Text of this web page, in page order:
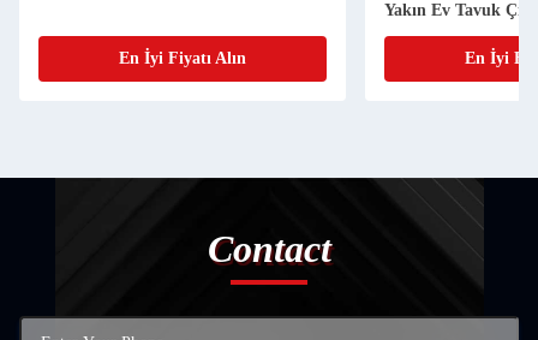
En İyi Fiyatı Alın
Yakın Ev Tavuk
En İyi
Contact